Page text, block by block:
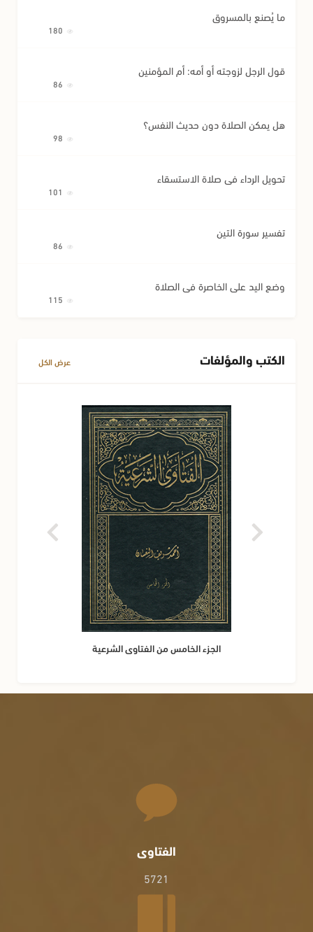
ما يُصنع بالمسروق
قول الرجل لزوجته أو أمه: أم المؤمنين
هل يمكن الصلاة دون حديث النفس؟
تحويل الرداء في صلاة الاستسقاء
تفسير سورة التين
وضع اليد على الخاصرة في الصلاة
الكتب والمؤلفات عرض الكل
الجزء الخامس من الفتاوى الشرعية
الفتاوى
5721